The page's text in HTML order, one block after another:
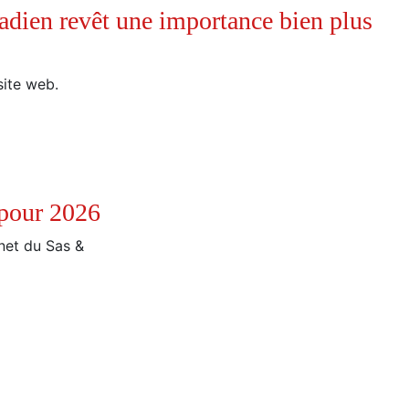
revêt une importance bien plus
web.
2026
du Sas &